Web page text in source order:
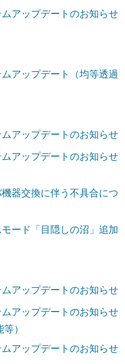
ムアップデートのお知らせ
ムアップデート（均等透過
ムアップデートのお知らせ
ムアップデートのお知らせ
器交換に伴う不具合につ
ード「目隠しの沼」追加
ムアップデートのお知らせ
ムアップデートのお知らせ
）
ムアップデートのお知らせ